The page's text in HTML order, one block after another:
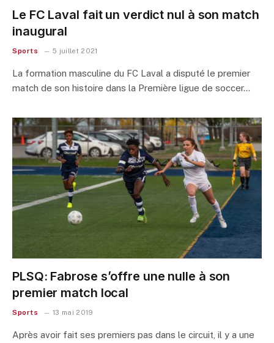
Le FC Laval fait un verdict nul à son match
inaugural
Sports 5 juillet 2021
La formation masculine du FC Laval a disputé le premier
match de son histoire dans la Première ligue de soccer…
PLSQ: Fabrose s’offre une nulle à son
premier match local
Sports 13 mai 2019
Après avoir fait ses premiers pas dans le circuit, il y a une